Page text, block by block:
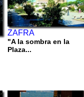
ZAFRA
"A la sombra en la
Plaza...